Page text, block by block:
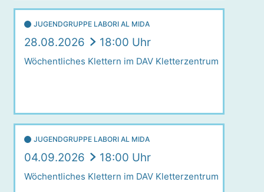
JUGENDGRUPPE LABORI AL MIDA
28.08.2026 18:00 Uhr
Wöchentliches Klettern im DAV Kletterzentrum
JUGENDGRUPPE LABORI AL MIDA
04.09.2026 18:00 Uhr
Wöchentliches Klettern im DAV Kletterzentrum